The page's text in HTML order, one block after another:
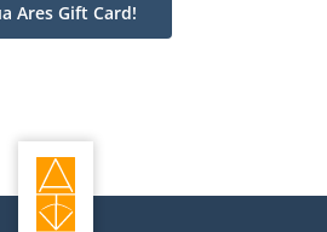
Ares Gift Card!